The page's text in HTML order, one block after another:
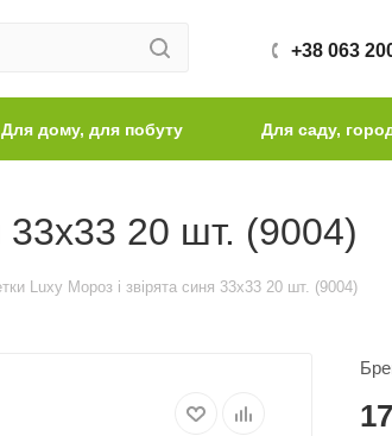
+38 063
Для дому, для побуту Для саду,
33х33 20 шт. (9004)
Luxy Мороз і звірята синя 33х33 20 шт. (9004)